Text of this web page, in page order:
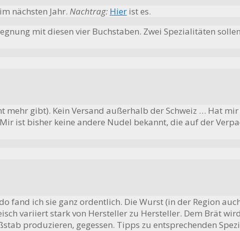
nächsten Jahr. Nachtrag: Hier ist es.
mit diesen vier Buchstaben. Zwei Spezialitäten
mehr gibt). Kein Versand außerhalb der Schweiz … Hat
ist bisher keine andere Nudel bekannt, die auf der
fand ich sie ganz ordentlich. Die Wurst (in der Region
variiert stark von Hersteller zu Hersteller. Dem Brät
produzieren, gegessen. Tipps zu entsprechenden